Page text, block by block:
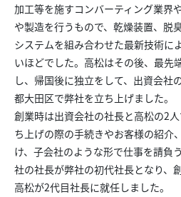
加工等を施すコンバーティング業界
や製造を行うもので、乾燥装置、脱
システムを組み合わせた最新技術に
いほどでした。高松はその後、最先
し、帰国後に独立をして、出資会社
都大田区で弊社を立ち上げました。
創業時は出資会社の社長と高松の2
ち上げの際の手続きやお客様の紹介
け、子会社のような形で仕事を請負
社の社長が弊社の初代社長となり、
高松が2代目社長に就任しました。